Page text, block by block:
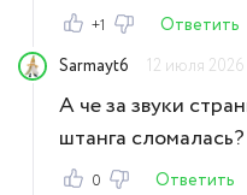
+1
Ответить
Sarmayt6
12 июля
А че за звуки
штанга сломалась?
0 Ответить